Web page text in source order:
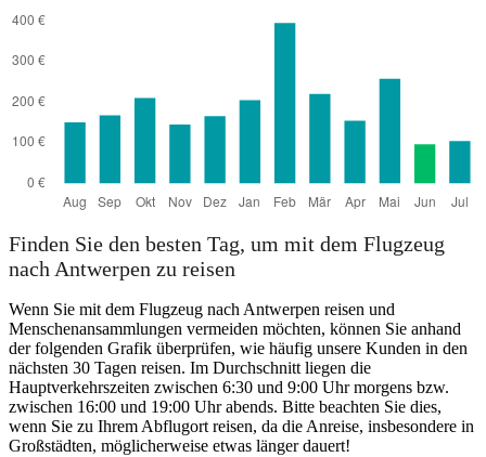
Salzburg
Finden Sie den besten Tag, um mit dem Flugzeug
nach Antwerpen zu reisen
Wenn Sie mit dem Flugzeug nach Antwerpen reisen und
Menschenansammlungen vermeiden möchten, können Sie anhand
der folgenden Grafik überprüfen, wie häufig unsere Kunden in den
nächsten 30 Tagen reisen. Im Durchschnitt liegen die
Hauptverkehrszeiten zwischen 6:30 und 9:00 Uhr morgens bzw.
zwischen 16:00 und 19:00 Uhr abends. Bitte beachten Sie dies,
wenn Sie zu Ihrem Abflugort reisen, da die Anreise, insbesondere in
Großstädten, möglicherweise etwas länger dauert!